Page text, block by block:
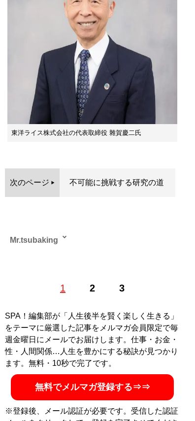
東洋ライス株式会社の代表取締役 雜賀慶二氏
次のページ 不可能に挑戦する研究の道
1 2 3
Mr.tsubaking
NHK「大！天才てれびくん」の主題歌を担当し、サエキ
朝日「世界の名画」をはじめ、放送作家としても活動
し、Webサイト「世界の美術館」での美術コラムやニュ
ースサイト「TABLO」での珍スポット連載を執筆。その
ほか、旅行会社などで仏像解説も。
記事一覧へ
SPA！編集部が「人生後半を賢く楽しく生きる」
をテーマに厳選した記事をメルマガ会員限定で毎
週金曜日にメールでお届けします。仕事・お金・
性・人間関係…人生を豊かにする秘訣が見つかり
ます。無料・10秒で完了です。
無料でメルマガ登録する⇒⇒
※登録後、メール認証が必要です。受信した認証